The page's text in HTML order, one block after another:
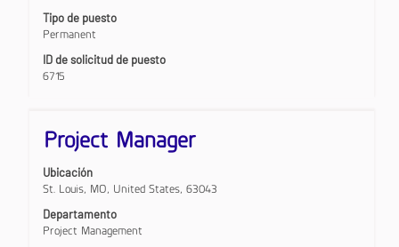
Tipo de puesto
Permanent
ID de solicitud de puesto
6715
la
información
del
puesto.
Título
Project Manager
Ubicación
St. Louis, MO, United States, 63043
Departamento
Project Management
Utilice
la
espaciadora
para
ver
el